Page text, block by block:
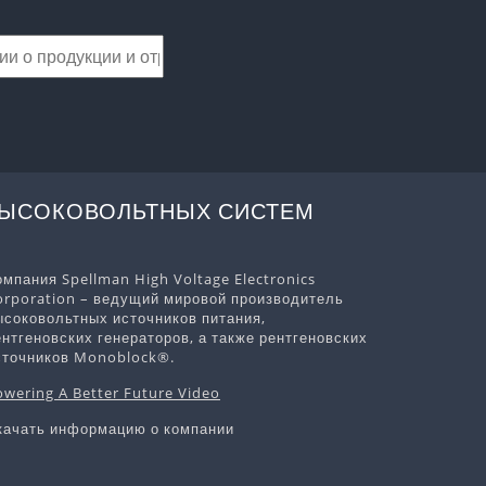
СИСТЕМ
Spellman High Voltage Electronics
– ведущий мировой производитель
источников питания,
генераторов, а также рентгеновских
Monoblock®.
A Better Future Video
информацию о компании